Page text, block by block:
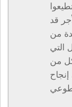
قد
من
التي
من